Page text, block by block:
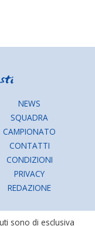
NEWS
SQUADRA
CAMPIONATO
CONTATTI
CONDIZIONI
PRIVACY
REDAZIONE
sono di esclusiva